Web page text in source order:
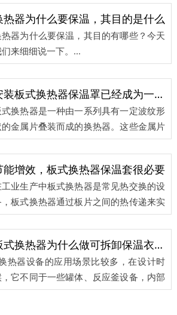
多的使用在热力供暖行业中的一些换热
阀门等设备当中。今天，科好特带您了
下使用它的好处。...
热器为什么要保温，其目的是什么
器为什么要保温，其目的有哪些？今天
来细细说一下。...
安装板式换热器保温罩已经成为一种必要的节能措施
换热器是一种由一系列具有一定波纹形
金属片叠装而成的换热器。这些金属片
定在支架上，并且密封垫片置于其间的
中，形成冷热流体的隔离。板式换热器
设计使得冷热流体在金属板的不同区域流
通过金属板的热量交换达到温度传递的
。相比于其他类型的换热器，板式换热
保温衣的主要原因是为了减少热能的损
，提高能源利用效率。...
能增效，板式换热器保温套很必要
业生产中板式换热器是常见热交换的设
板式换热器通过板片之间的热传递来实
量的转移。但是在实际的生产过程中会
量的热量流失，这些流失的热量就是工
损失，保温套就是解决这个问题的好选
。
板式换热器为什么做可拆卸保温衣更合适？
热器设备的应用场景比较多，在设计时
它不同于一些罐体、反应釜设备，内部
添加保温层的，如果设备本身增加了保